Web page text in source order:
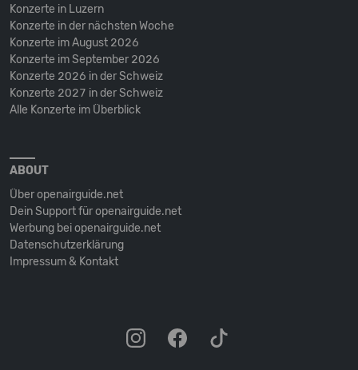
Konzerte in Luzern
Konzerte in der nächsten Woche
Konzerte im August 2026
Konzerte im September 2026
Konzerte 2026 in der Schweiz
Konzerte 2027 in der Schweiz
Alle Konzerte im Überblick
ABOUT
Über openairguide.net
Dein Support für openairguide.net
Werbung bei openairguide.net
Datenschutz­erklärung
Impressum & Kontakt